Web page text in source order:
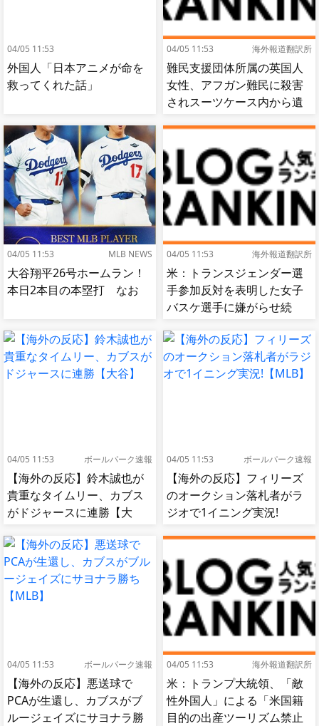
04/05 11:53
外国人「日本アニメが命を
救ってくれた話」
04/05 11:53 海外報道翻訳所
難民支援団体所属の英国人
女性、アフガン難民に殺害
されスーツケース内から遺
04/05 11:53 MLB NEWS
大谷翔平26号ホームラン！
本日2本目の本塁打 なお
04/05 11:53 海外報道翻訳所
米：トランスジェンダー選
手参加反対を表明した女子
バスケ選手に嫌がらせ続
肘鉄を顔面に食らう[海外の
反応]
04/05 11:53 ボールパーク速報
【海外の反応】鈴木誠也が
貴重なタイムリー、カブス
がドジャースに連勝【大
04/05 11:53 ボールパーク速報
【海外の反応】フィリーズ
のオークション落札者がラ
ジオで1イニング実況!
04/05 11:53 ボールパーク速報
【海外の反応】悪送球で
PCAが生還し、カブスがブ
ルージェイズにサヨナラ勝
04/05 11:53 海外報道翻訳所
米：トランプ大統領、「敵
性外国人」による「米国籍
目的の出産ツーリズム禁止